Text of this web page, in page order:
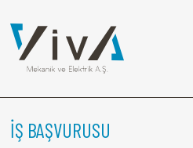
İŞ BAŞVURUSU